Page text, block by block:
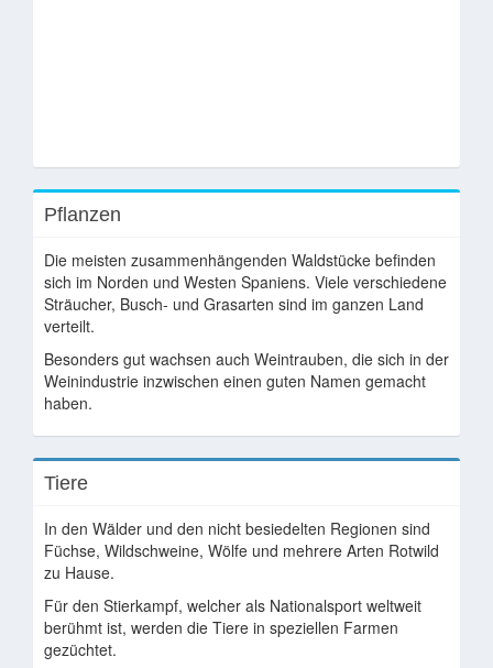
Pflanzen
Die meisten zusammenhängenden Waldstücke befinden
sich im Norden und Westen Spaniens. Viele verschiedene
Sträucher, Busch- und Grasarten sind im ganzen Land
verteilt.
Besonders gut wachsen auch Weintrauben, die sich in der
Weinindustrie inzwischen einen guten Namen gemacht
haben.
Tiere
In den Wälder und den nicht besiedelten Regionen sind
Füchse, Wildschweine, Wölfe und mehrere Arten Rotwild
zu Hause.
Für den Stierkampf, welcher als Nationalsport weltweit
berühmt ist, werden die Tiere in speziellen Farmen
gezüchtet.